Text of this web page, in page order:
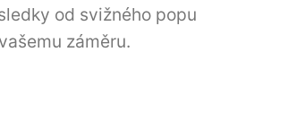
od svižného popu
záměru.